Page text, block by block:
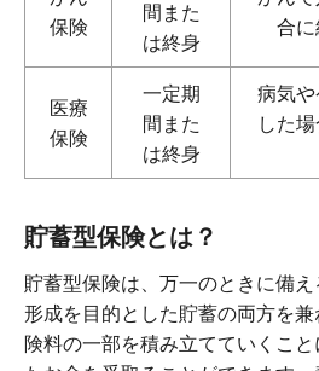
保険
間また
は終身
合に
医療
保険
一定期
間また
は終身
病気
した
貯蓄型保険とは？
貯蓄型保険は、万一のときに備
形成を目的とした貯蓄の両方を
険料の一部を積み立てていくこ